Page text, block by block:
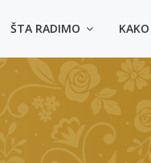
ŠTA RADIMO